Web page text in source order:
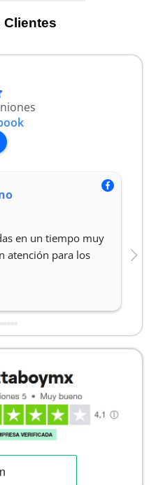
Clientes
en un tiempo muy
atención para los